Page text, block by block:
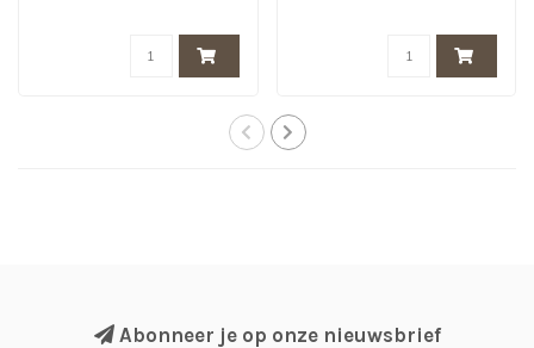
Abonneer je op onze nieuwsbrief